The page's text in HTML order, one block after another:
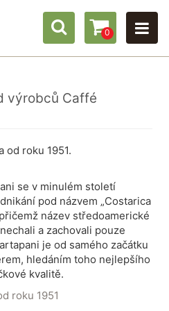
0
výrobců Caffé
od roku 1951.
se v minulém století
pod názvem „Costarica
název středoamerické
a zachovali pouze
je od samého začátku
hledáním toho nejlepšího
kvalitě.
roku 1951